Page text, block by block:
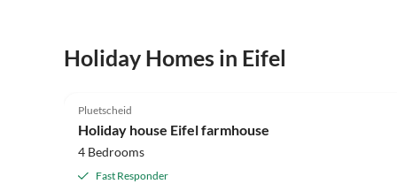
Holiday Homes in Eifel
Pluetscheid
Holiday house Eifel farmhouse
4 Bedrooms
Fast Responder